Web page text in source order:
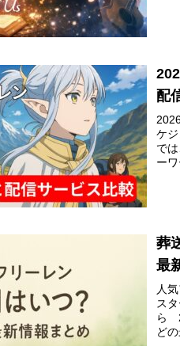
配
ケ
で
ー
葬
最
人
ス
ら
ど